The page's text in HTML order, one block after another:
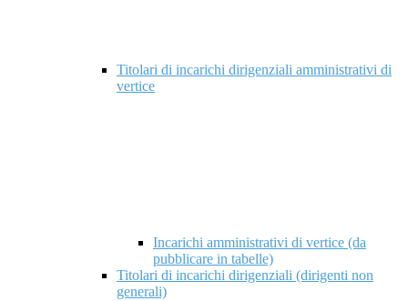
Titolari di incarichi dirigenziali amministrativi di
vertice
Incarichi amministrativi di vertice (da
pubblicare in tabelle)
Titolari di incarichi dirigenziali (dirigenti non
generali)